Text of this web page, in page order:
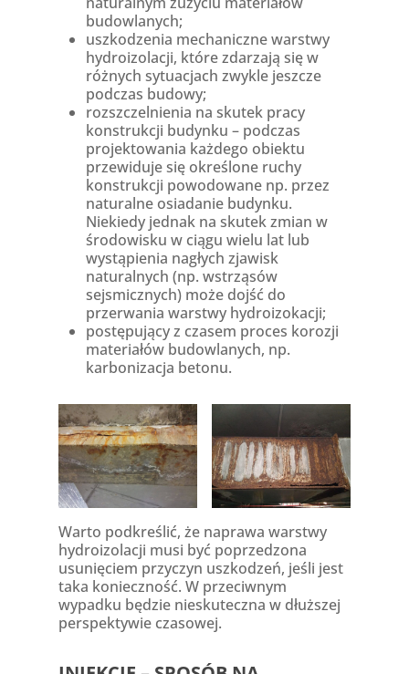
budowlanych;
uszkodzenia mechaniczne warstwy
hydroizolacji, które zdarzają się w
różnych sytuacjach zwykle jeszcze
podczas budowy;
rozszczelnienia na skutek pracy
konstrukcji budynku – podczas
projektowania każdego obiektu
przewiduje się określone ruchy
konstrukcji powodowane np. przez
naturalne osiadanie budynku.
Niekiedy jednak na skutek zmian w
środowisku w ciągu wielu lat lub
wystąpienia nagłych zjawisk
naturalnych (np. wstrząsów
sejsmicznych) może dojść do
przerwania warstwy hydroizokacji;
postępujący z czasem proces korozji
materiałów budowlanych, np.
karbonizacja betonu.
Warto podkreślić, że naprawa warstwy
hydroizolacji musi być poprzedzona
usunięciem przyczyn uszkodzeń, jeśli jest
taka konieczność. W przeciwnym
wypadku będzie nieskuteczna w dłuższej
perspektywie czasowej.